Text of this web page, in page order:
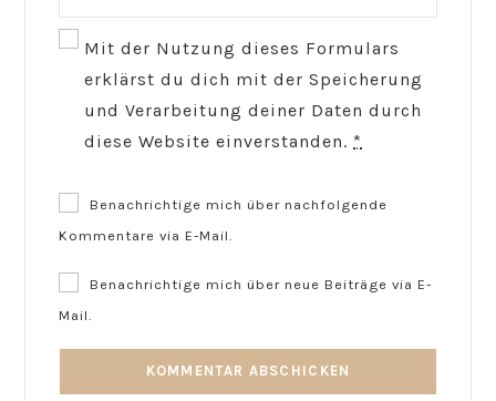
Mit der Nutzung dieses Formulars
erklärst du dich mit der Speicherung
und Verarbeitung deiner Daten durch
diese Website einverstanden. *
Benachrichtige mich über nachfolgende
Kommentare via E-Mail.
Benachrichtige mich über neue Beiträge via E-
Mail.